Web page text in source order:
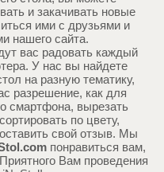
и закачивать новые
ими с друзьями и
нашего сайта.
вас радовать каждый
У нас вы найдете
на разную тематику,
разрешение, как для
смартфона, вырезать
по цвету,
свой отзыв. Мы
понравиться вам,
Вам проведения